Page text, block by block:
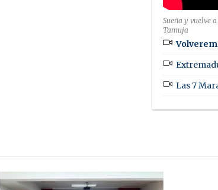
Sueña y vuelve
Tamuja
Las 7